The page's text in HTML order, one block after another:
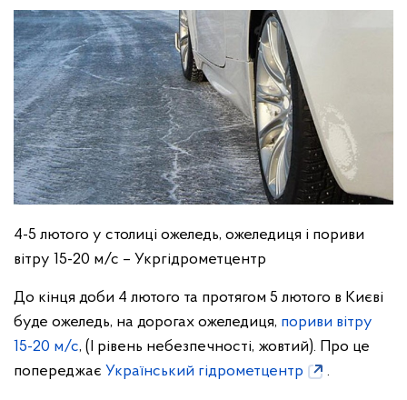
4-5 лютого у столиці ожеледь, ожеледиця і пориви
вітру 15-20 м/с – Укргідрометцентр
До кінця доби 4 лютого та протягом 5 лютого в Києві
буде ожеледь, на дорогах ожеледиця, пориви вітру
15-20 м/с, (I рівень небезпечності, жовтий). Про це
попереджає Український гідрометцентр .